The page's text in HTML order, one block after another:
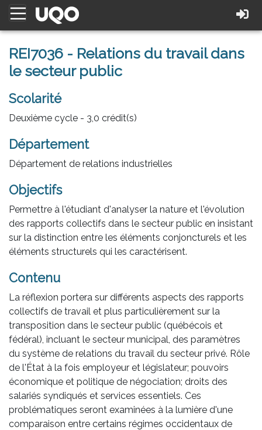
REI7036 - Relations du travail dans
le secteur public
Scolarité
Deuxième cycle - 3,0 crédit(s)
Département
Département de relations industrielles
Objectifs
Permettre à l'étudiant d'analyser la nature et l'évolution
des rapports collectifs dans le secteur public en insistant
sur la distinction entre les éléments conjoncturels et les
éléments structurels qui les caractérisent.
Contenu
La réflexion portera sur différents aspects des rapports
collectifs de travail et plus particulièrement sur la
transposition dans le secteur public (québécois et
fédéral), incluant le secteur municipal, des paramètres
du système de relations du travail du secteur privé. Rôle
de l'État à la fois employeur et législateur; pouvoirs
économique et politique de négociation; droits des
salariés syndiqués et services essentiels. Ces
problématiques seront examinées à la lumière d'une
comparaison entre certains régimes occidentaux de